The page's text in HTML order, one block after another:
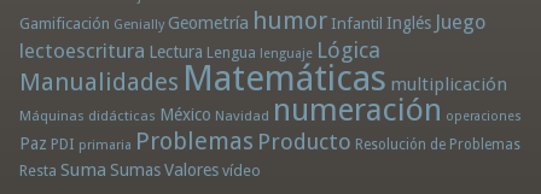
Gamificación Genially Geometría humor Infantil Inglés Juego
lectoescritura Lectura Lengua lenguaje Lógica
Manualidades Matemáticas multiplicación
Máquinas didácticas México Navidad numeración operaciones
Paz PDI primaria Problemas Producto Resolución de Problemas
Resta Suma Sumas Valores vídeo